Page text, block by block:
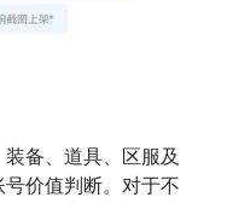
备、道具、区服及
价值判断。对于不